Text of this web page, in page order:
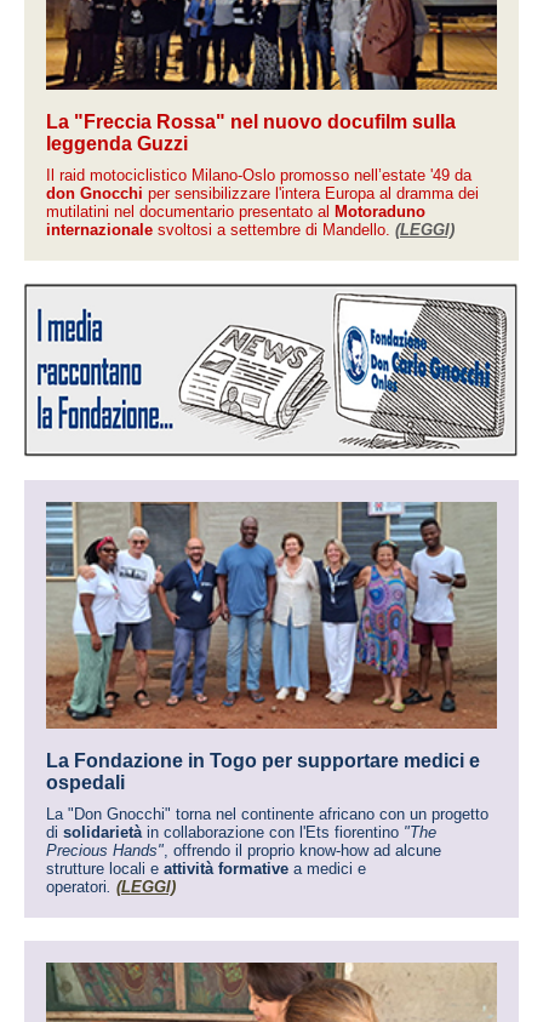
La "Freccia Rossa" nel nuovo docufilm sulla
leggenda Guzzi
Il raid motociclistico Milano-Oslo promosso nell’estate '49 da
don Gnocchi per sensibilizzare l'intera Europa al dramma dei
mutilatini nel documentario presentato al Motoraduno
internazionale svoltosi a settembre di Mandello. (LEGGI)
La Fondazione in Togo per supportare medici e
ospedali
La "Don Gnocchi" torna nel continente africano con un progetto
di solidarietàin collaborazione con l'Ets fiorentino "The
Precious Hands", offrendo il proprio know-how ad alcune
strutture locali e attività formative a medici e
operatori. (LEGGI)